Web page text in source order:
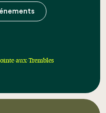
aux-Trembles